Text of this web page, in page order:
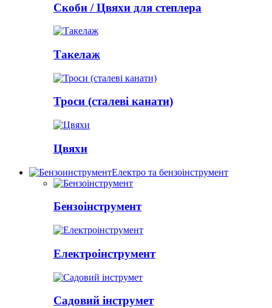
Скоби / Цвяхи для степлера
Такелаж
Троси (сталеві канати)
Цвяхи
Електро та бензоінструмент
Бензоінструмент
Електроінструмент
Садовий інструмет